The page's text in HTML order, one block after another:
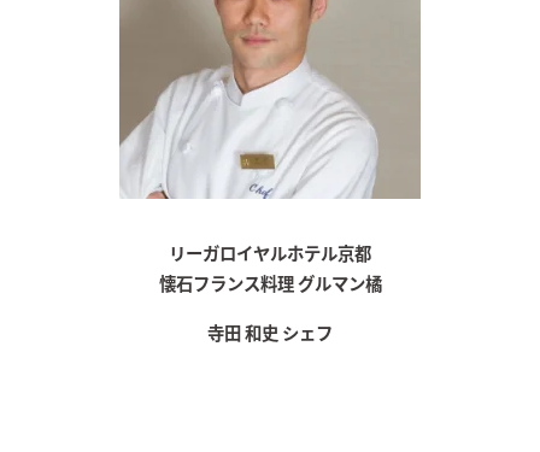
リーガロイヤルホテル京都
懐石フランス料理 グルマン橘
寺田 和史 シェフ